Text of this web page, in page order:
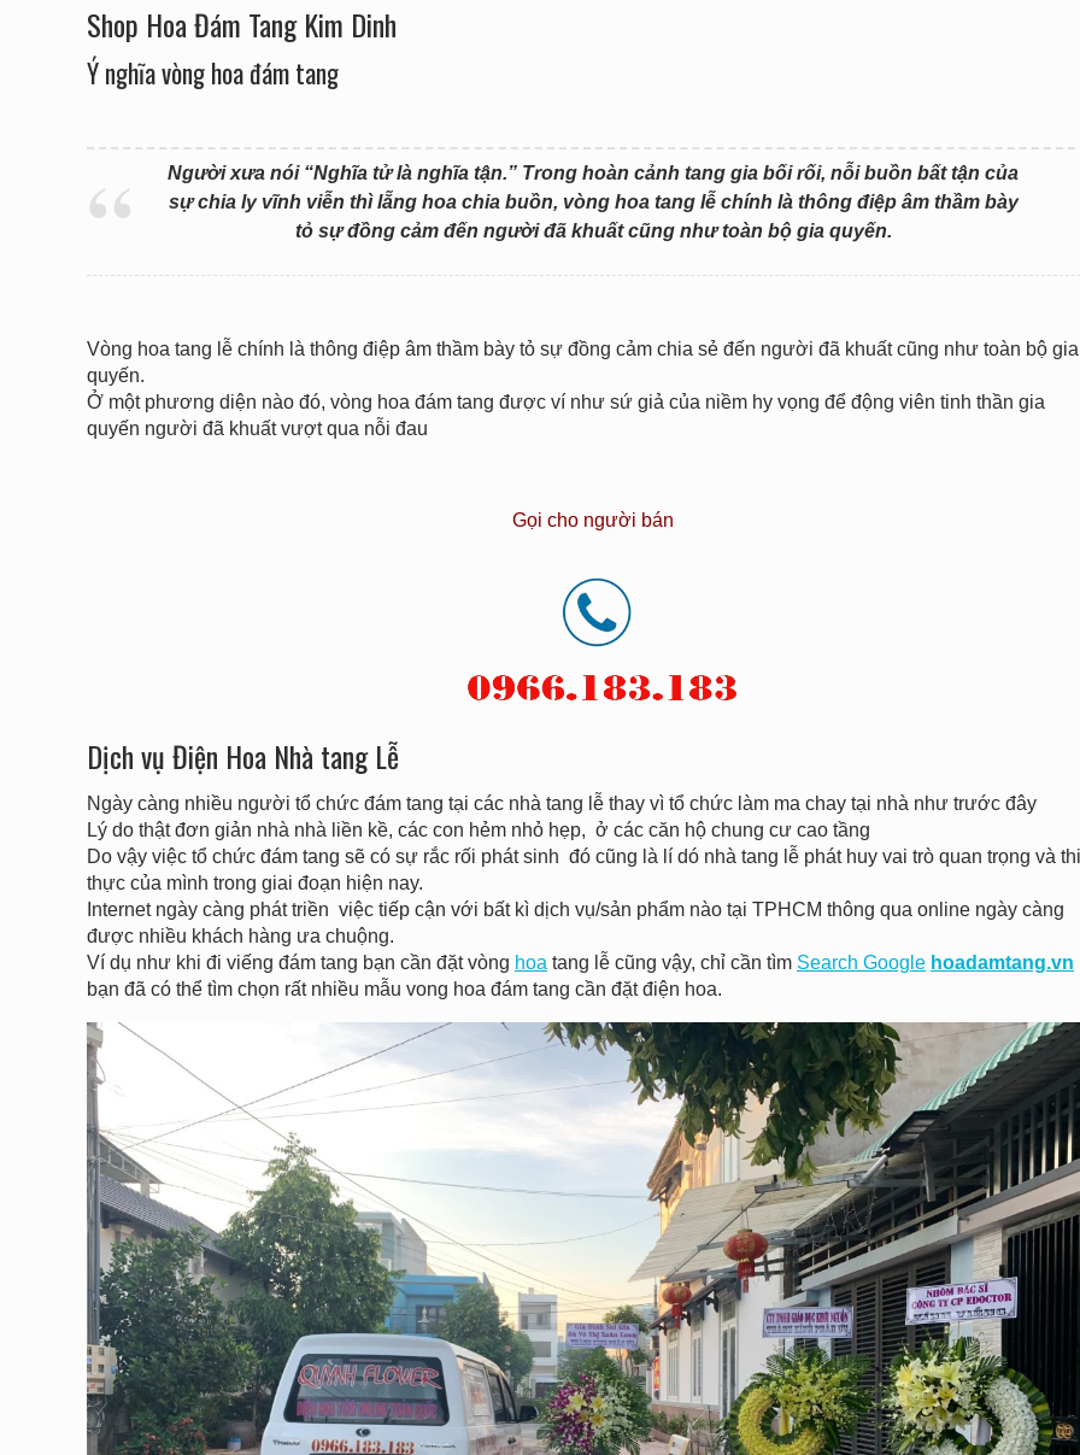
Shop Hoa Đám Tang Kim Dinh
Ý nghĩa vòng hoa đám tang
Người xưa nói “Nghĩa tử là nghĩa tận.” Trong hoàn cảnh tang gia bối rối, nỗi buồn bất tận của
sự chia ly vĩnh viễn thì lẵng hoa chia buồn, vòng hoa tang lễ chính là thông điệp âm thầm bày
tỏ sự đồng cảm đến người đã khuất cũng như toàn bộ gia quyến.
Vòng hoa tang lễ chính là thông điệp âm thầm bày tỏ sự đồng cảm chia sẻ đến người đã khuất cũng như toàn bộ gia
quyến.
Ở một phương diện nào đó, vòng hoa đám tang được ví như sứ giả của niềm hy vọng để động viên tinh thần gia
quyến người đã khuất vượt qua nỗi đau
Gọi cho người bán
Dịch vụ Điện Hoa Nhà tang Lễ
Ngày càng nhiều người tổ chức đám tang tại các nhà tang lễ thay vì tổ chức làm ma chay tại nhà như trước đây
Lý do thật đơn giản nhà nhà liền kề, các con hẻm nhỏ hẹp, ở các căn hộ chung cư cao tầng
Do vậy việc tổ chức đám tang sẽ có sự rắc rối phát sinh đó cũng là lí dó nhà tang lễ phát huy vai trò quan trọng và
thực của mình trong giai đoạn hiện nay.
Internet ngày càng phát triền việc tiếp cận với bất kì dịch vụ/sản phẩm nào tại TPHCM thông qua online ngày càng
được nhiều khách hàng ưa chuộng.
Ví dụ như khi đi viếng đám tang bạn cần đặt vòng hoa tang lễ cũng vậy, chỉ cần tìm Search Google hoadamtang.vn
bạn đã có thể tìm chọn rất nhiều mẫu vong hoa đám tang cần đặt điện hoa.